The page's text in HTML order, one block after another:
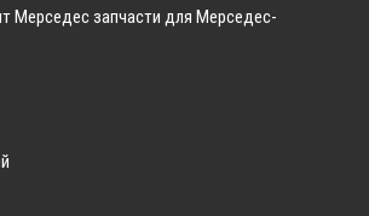
Мерседес запчасти для Мерседес-